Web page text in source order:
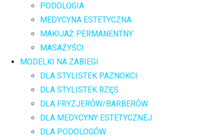
PODOLOGIA
MEDYCYNA ESTETYCZNA
MAKIJAŻ PERMANENTNY
MASAŻYŚCI
MODELKI NA ZABIEGI
DLA STYLISTEK PAZNOKCI
DLA STYLISTEK RZĘS
DLA FRYZJERÓW/BARBERÓW
DLA MEDYCYNY ESTETYCZNEJ
DLA PODOLOGÓW